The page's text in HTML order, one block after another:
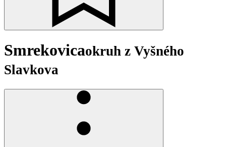
Smrekovicaokruh z Vyšného
Slavkova